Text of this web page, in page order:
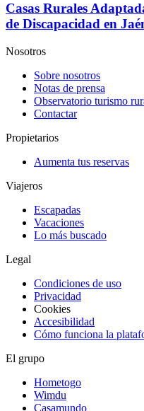
Casas Rurales
de Discapacidad en
Nosotros
Sobre nosotros
Notas de prensa
Observatorio turismo
Contactar
Propietarios
Aumenta tus reservas
Viajeros
Escapadas
Vacaciones
Lo más buscado
Legal
Condiciones de uso
Privacidad
Cookies
Accesibilidad
Cómo funciona la
El grupo
Hometogo
Wimdu
Casamundo